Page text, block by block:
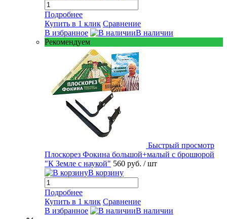
Подробнее
Купить в 1 клик Сравнение
В избранное
В наличии
Рекомендуем
Быстрый просмотр
Плоскорез Фокина большой+малый с брошюрой
"К Земле с наукой" 560 руб. / шт
В корзину
Подробнее
Купить в 1 клик Сравнение
В избранное
В наличии